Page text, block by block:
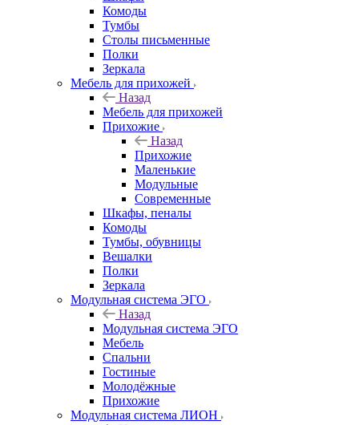
Комоды
Тумбы
Столы письменные
Полки
Зеркала
Мебель для прихожей
Назад
Мебель для прихожей
Прихожие
Назад
Прихожие
Маленькие
Модульные
Современные
Шкафы, пеналы
Комоды
Тумбы, обувницы
Вешалки
Полки
Зеркала
Модульная система ЭГО
Назад
Модульная система ЭГО
Мебель
Спальни
Гостиные
Молодёжные
Прихожие
Модульная система ЛИОН